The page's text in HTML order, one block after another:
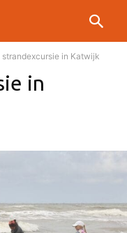
strandexcursie in Katwijk
in